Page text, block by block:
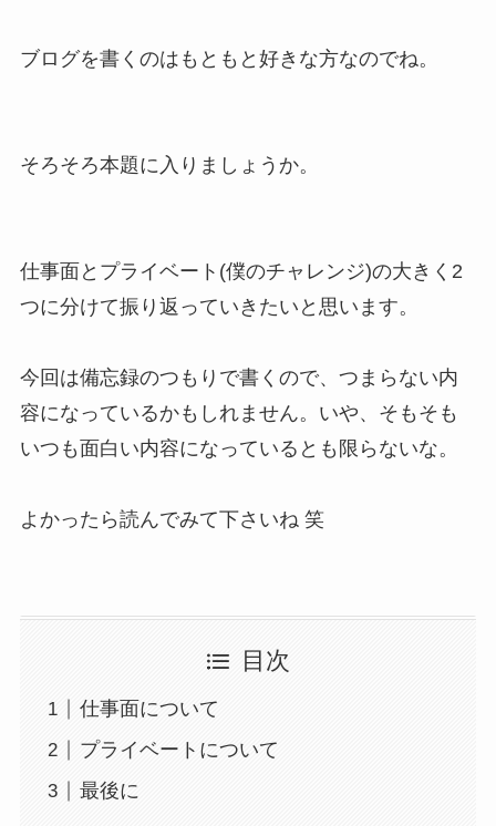
ブログを書くのはもともと好きな方なのでね。
そろそろ本題に入りましょうか。
仕事面とプライベート(僕のチャレンジ)の大きく2
つに分けて振り返っていきたいと思います。
今回は備忘録のつもりで書くので、つまらない内
容になっているかもしれません。いや、そもそも
いつも面白い内容になっているとも限らないな。
よかったら読んでみて下さいね 笑
目次
仕事面について
プライベートについて
最後に